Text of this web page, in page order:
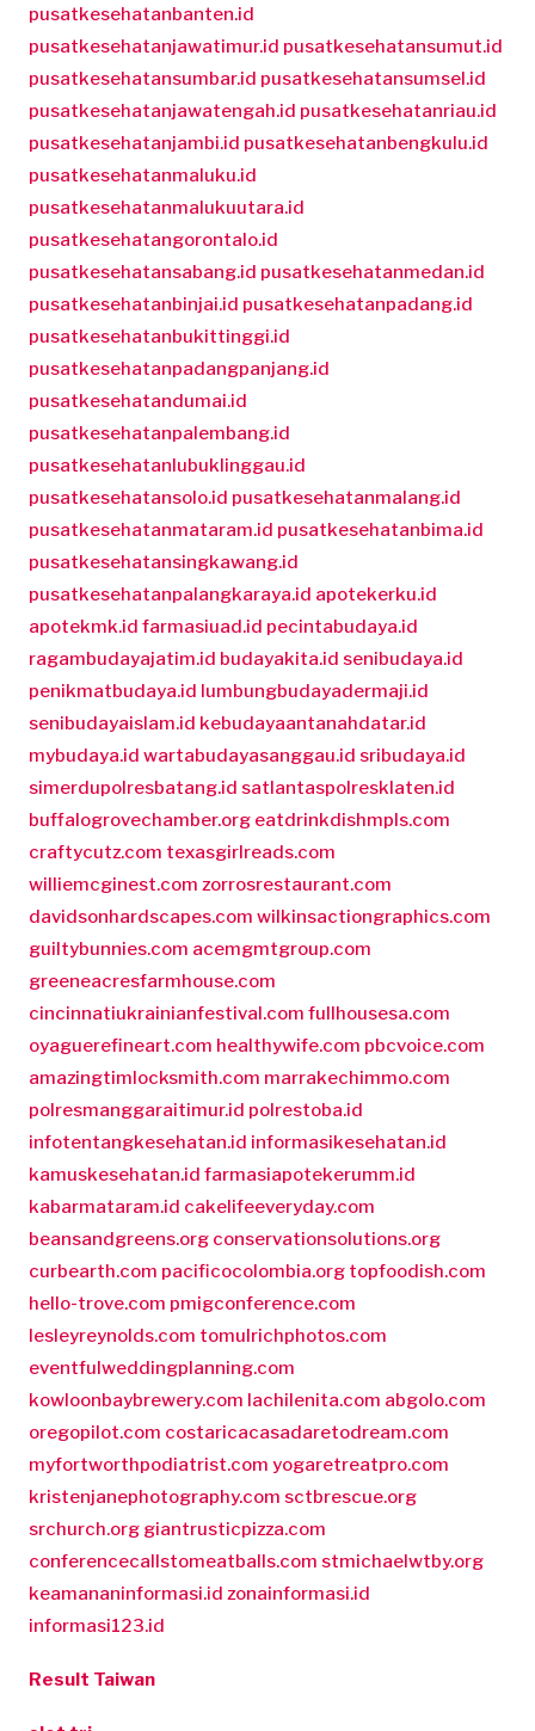
pusatkesehatanbanten.id
pusatkesehatanjawatimur.id pusatkesehatansumut.id
pusatkesehatansumbar.id pusatkesehatansumsel.id
pusatkesehatanjawatengah.id pusatkesehatanriau.id
pusatkesehatanjambi.id pusatkesehatanbengkulu.id
pusatkesehatanmaluku.id
pusatkesehatanmalukuutara.id
pusatkesehatangorontalo.id
pusatkesehatansabang.id pusatkesehatanmedan.id
pusatkesehatanbinjai.id pusatkesehatanpadang.id
pusatkesehatanbukittinggi.id
pusatkesehatanpadangpanjang.id
pusatkesehatandumai.id
pusatkesehatanpalembang.id
pusatkesehatanlubuklinggau.id
pusatkesehatansolo.id pusatkesehatanmalang.id
pusatkesehatanmataram.id pusatkesehatanbima.id
pusatkesehatansingkawang.id
pusatkesehatanpalangkaraya.id apotekerku.id
apotekmk.id farmasiuad.id pecintabudaya.id
ragambudayajatim.id budayakita.id senibudaya.id
penikmatbudaya.id lumbungbudayadermaji.id
senibudayaislam.id kebudayaantanahdatar.id
mybudaya.id wartabudayasanggau.id sribudaya.id
simerdupolresbatang.id satlantaspolresklaten.id
buffalogrovechamber.org eatdrinkdishmpls.com
craftycutz.com texasgirlreads.com
williemcginest.com zorrosrestaurant.com
davidsonhardscapes.com wilkinsactiongraphics.com
guiltybunnies.com acemgmtgroup.com
greeneacresfarmhouse.com
cincinnatiukrainianfestival.com fullhousesa.com
oyaguerefineart.com healthywife.com pbcvoice.com
amazingtimlocksmith.com marrakechimmo.com
polresmanggaraitimur.id polrestoba.id
infotentangkesehatan.id informasikesehatan.id
kamuskesehatan.id farmasiapotekerumm.id
kabarmataram.id cakelifeeveryday.com
beansandgreens.org conservationsolutions.org
curbearth.com pacificocolombia.org topfoodish.com
hello-trove.com pmigconference.com
lesleyreynolds.com tomulrichphotos.com
eventfulweddingplanning.com
kowloonbaybrewery.com lachilenita.com abgolo.com
oregopilot.com costaricacasadaretodream.com
myfortworthpodiatrist.com yogaretreatpro.com
kristenjanephotography.com sctbrescue.org
srchurch.org giantrusticpizza.com
conferencecallstomeatballs.com stmichaelwtby.org
keamananinformasi.id zonainformasi.id
informasi123.id
Result Taiwan